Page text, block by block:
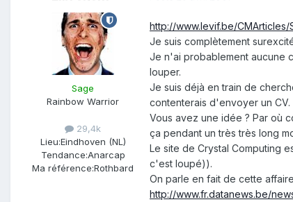
Sage
Rainbow Warrior
29,4k
Lieu:Eindhoven (NL)
Tendance:Anarcap
Ma référence:Rothbard
http://www.levif.be/
Je suis complètement
Je n'ai probablement aucune
louper.
Je suis déjà en train de
contenterais d'envoyer un CV.
Vous avez une idée ? Par où
ça pendant un très très long
Le site de Crystal Computing
c'est loupé)).
On parle en fait de cette
http://www.fr.datanews.be/